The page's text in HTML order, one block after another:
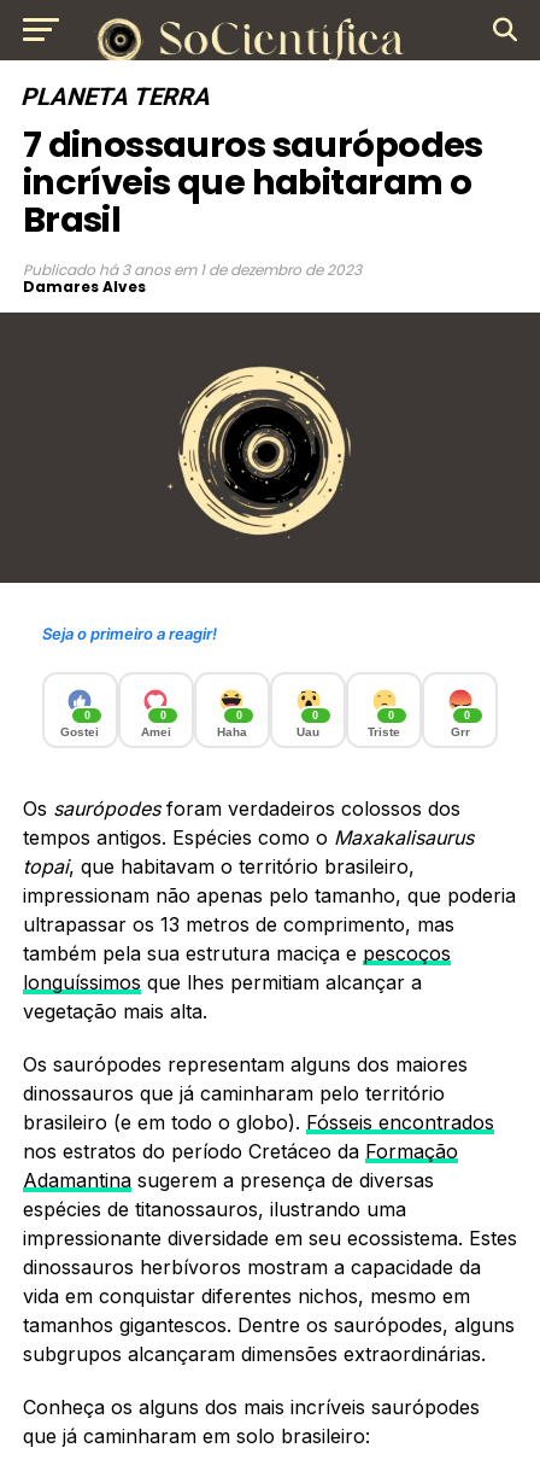
PLANETA TERRA
7 dinossauros saurópodes
incríveis que habitaram o
Brasil
Publicado há 3 anos em 1 de dezembro de 2023
Damares Alves
Seja o primeiro a reagir!
0
Gostei
0
Amei
0
Haha
0
Uau
0
Triste
0
Grr
Os saurópodesforam verdadeiros colossos dos
tempos antigos. Espécies como o Maxakalisaurus
topai, que habitavam o território brasileiro,
impressionam não apenas pelo tamanho, que poderia
ultrapassar os 13 metros de comprimento, mas
também pela sua estrutura maciça e pescoços
longuíssimos que lhes permitiam alcançar a
vegetação mais alta.
Os saurópodes representam alguns dos maiores
dinossauros que já caminharam pelo território
brasileiro (e em todo o globo). Fósseis encontrados
nos estratos do período Cretáceo da Formação
Adamantinasugerem a presença de diversas
espécies de titanossauros, ilustrando uma
impressionante diversidade em seu ecossistema. Estes
dinossauros herbívoros mostram a capacidade da
vida em conquistar diferentes nichos, mesmo em
tamanhos gigantescos. Dentre os saurópodes, alguns
subgrupos alcançaram dimensões extraordinárias.
Conheça os alguns dos mais incríveis saurópodes
que já caminharam em solo brasileiro: